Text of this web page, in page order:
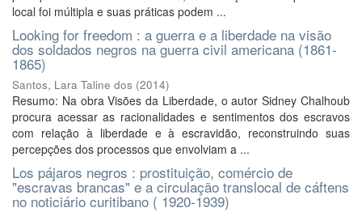
local foi múltipla e suas práticas podem ...
Looking for freedom : a guerra e a liberdade na visão
dos soldados negros na guerra civil americana (1861-
1865)
Santos, Lara Taline dos (2014)
Resumo: Na obra Visões da Liberdade, o autor Sidney Chalhoub
procura acessar as racionalidades e sentimentos dos escravos
com relação à liberdade e à escravidão, reconstruindo suas
percepções dos processos que envolviam a ...
Los pájaros negros : prostituição, comércio de
"escravas brancas" e a circulação translocal de cáftens
no noticiário curitibano ( 1920-1939)